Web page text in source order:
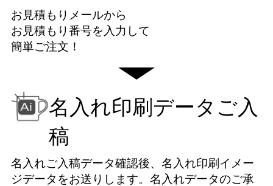
お見積もりメールから
お見積もり番号を入力して
簡単ご注文！
名入れ印刷データご入
稿
名入れご入稿データ確認後、名入れ印刷イメー
ジデータをお送りします。名入れデータのご承